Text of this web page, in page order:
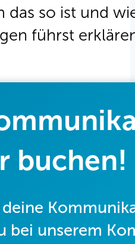
das so ist und
führst
buchen!
bei unserem